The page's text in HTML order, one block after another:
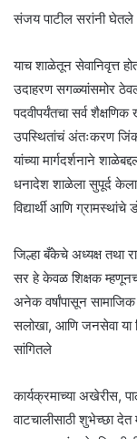
संजय पाटील सरांनी घेतले
याच शाळेतून सेवानिवृत्त
उदाहरण सगळ्यांसमोर
पदवीपर्यंतचा सर्व
उपस्थितांचं अंतःकरण
यांच्या मार्गदर्शनाने
धनादेश शाळेला सुपूर्द
विद्यार्थी आणि ग्रामस्थांचे
जिल्हा बँकेचे अध्यक्ष तथा
सर हे केवळ शिक्षक
अनेक वर्षांपासून
सलोखा, आणि जनसेवा
सांगितले
कार्यक्रमाच्या अखेरीस,
वाटचालीसाठी शुभेच्छा